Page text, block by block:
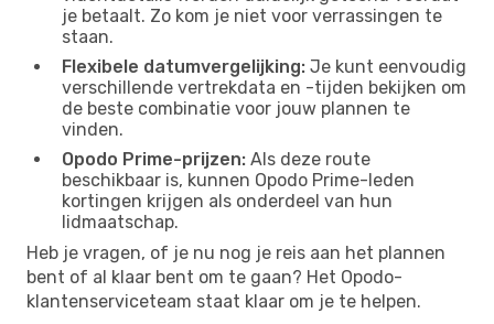
je betaalt. Zo kom je niet voor verrassingen te
staan.
Flexibele datumvergelijking: Je kunt eenvoudig
verschillende vertrekdata en -tijden bekijken om
de beste combinatie voor jouw plannen te
vinden.
Opodo Prime-prijzen: Als deze route
beschikbaar is, kunnen Opodo Prime-leden
kortingen krijgen als onderdeel van hun
lidmaatschap.
Heb je vragen, of je nu nog je reis aan het plannen
bent of al klaar bent om te gaan? Het Opodo-
klantenserviceteam staat klaar om je te helpen.